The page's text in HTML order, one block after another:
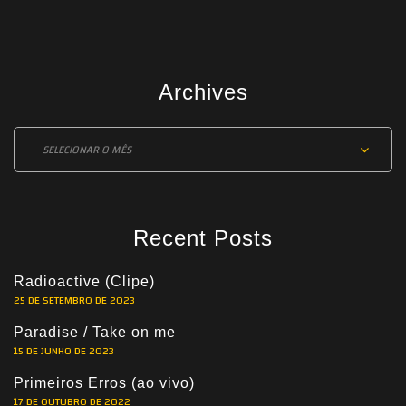
Archives
Recent Posts
Radioactive (Clipe)
25 DE SETEMBRO DE 2023
Paradise / Take on me
15 DE JUNHO DE 2023
Primeiros Erros (ao vivo)
17 DE OUTUBRO DE 2022